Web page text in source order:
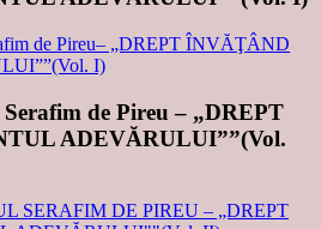
de Pireu – „DREPT
ADEVĂRULUI””(Vol.